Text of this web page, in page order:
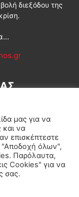
διεξόδου της
Κοινωνία
μας για να
και να
επισκέπτεστε
"Αποδοχή όλων",
Παρόλαυτα,
Cookies" για να
σας.